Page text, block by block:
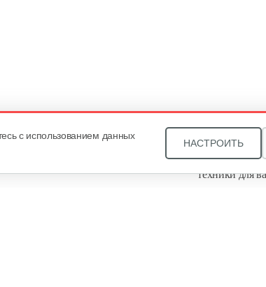
Звоните, и мы
техники для
с использованием данных
НАСТРОИТЬ